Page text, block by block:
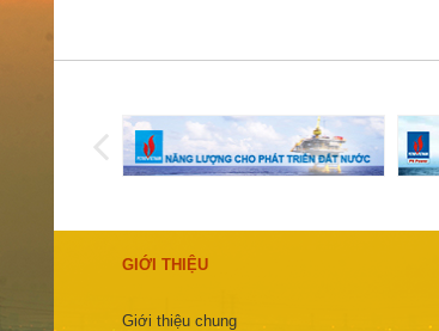
GIỚI THIỆU
Giới thiệu chung